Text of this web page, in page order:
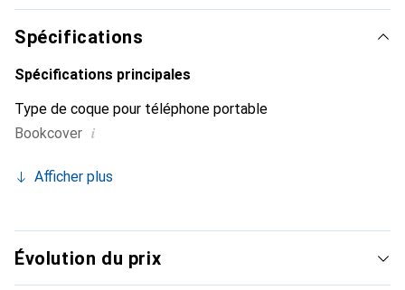
marque Noreve est un choix sûr pour une clientèle
exigeante.
Spécifications
Spécifications principales
Type de coque pour téléphone portable
Bookcover i
Afficher plus
Évolution du prix